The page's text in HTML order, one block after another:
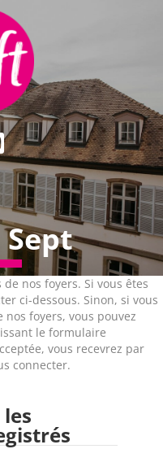
nos foyers. Si vous êtes
ci-dessous. Sinon, si vous
foyers, vous pouvez
le formulaire
vous recevrez par
connecter.